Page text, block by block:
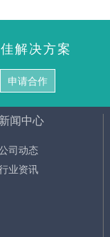
解决方案
申请合作
新闻中心
司动态
业资讯